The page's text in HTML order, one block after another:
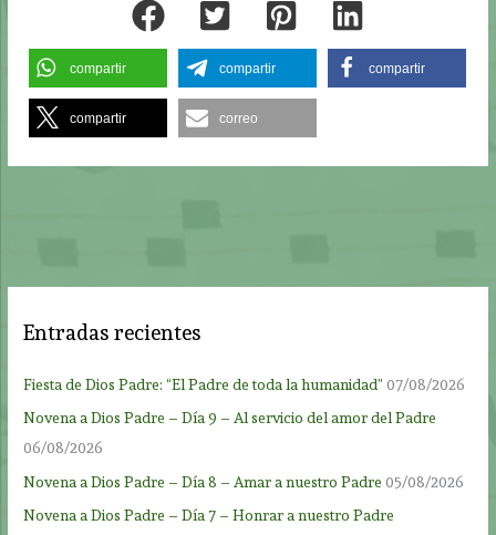
compartir compartir compartir
compartir correo
Entradas recientes
Fiesta de Dios Padre: “El Padre de toda la humanidad” 07/08/2026
Novena a Dios Padre – Día 9 – Al servicio del amor del Padre
06/08/2026
Novena a Dios Padre – Día 8 – Amar a nuestro Padre 05/08/2026
Novena a Dios Padre – Día 7 – Honrar a nuestro Padre